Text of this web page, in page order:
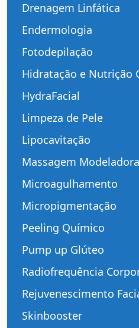
Drenagem Linfática
Endermologia
Fotodepilação
Hidratação e Nutrição
HydraFacial
Limpeza de Pele
Lipocavitação
Massagem Modeladora
Microagulhamento
Micropigmentação
Peeling Químico
Pump up Glúteo
Radiofrequência
Rejuvenescimento
Skinbooster